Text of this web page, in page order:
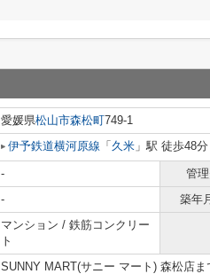
愛媛県松山市森松町749-1
伊予鉄道横河原線 「 久米 」駅 徒歩48分
- 管
- 築年
マンション / 鉄筋コンクリー
ト
SUNNY MART(サニー マート) 森松店